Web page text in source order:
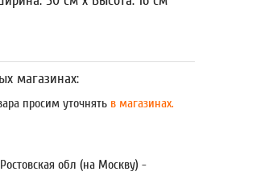
магазинах:
просим уточнятьв магазинах.
обл (на Москву) -